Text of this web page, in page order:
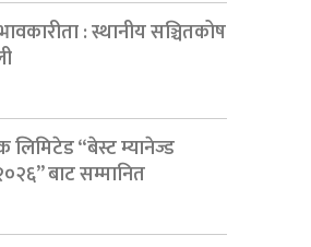
: स्थानीय सञ्चितकोष
लिमिटेड “बेस्ट म्यानेज्ड
बाट सम्मानित